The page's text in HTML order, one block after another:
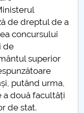
de dreptul de a
concursului
de
superior
putând urma,
a două facultăți
de stat.